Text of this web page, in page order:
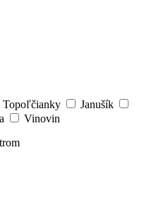
Topoľčianky
Janušík
Vinovin